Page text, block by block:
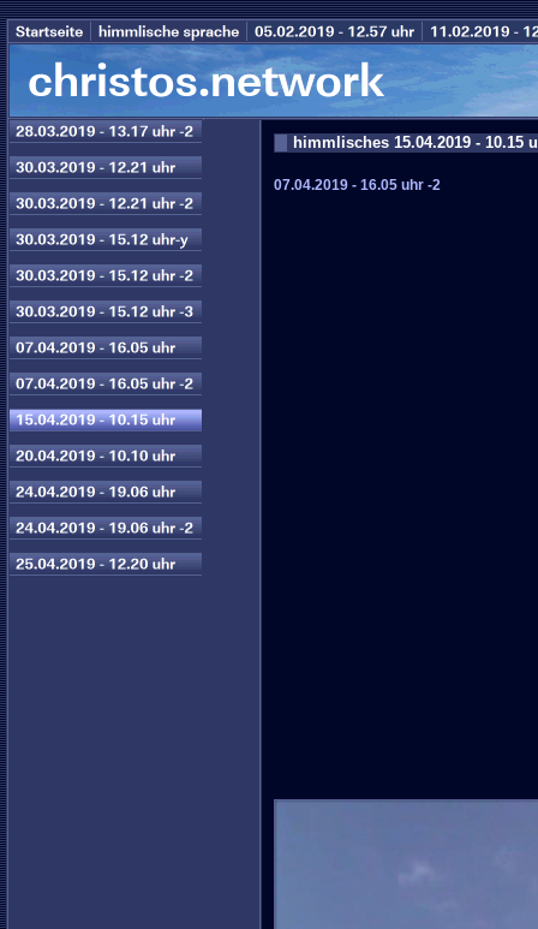
himmlisches 15.04.2019 - 10.15
07.04.2019 - 16.05 uhr -2